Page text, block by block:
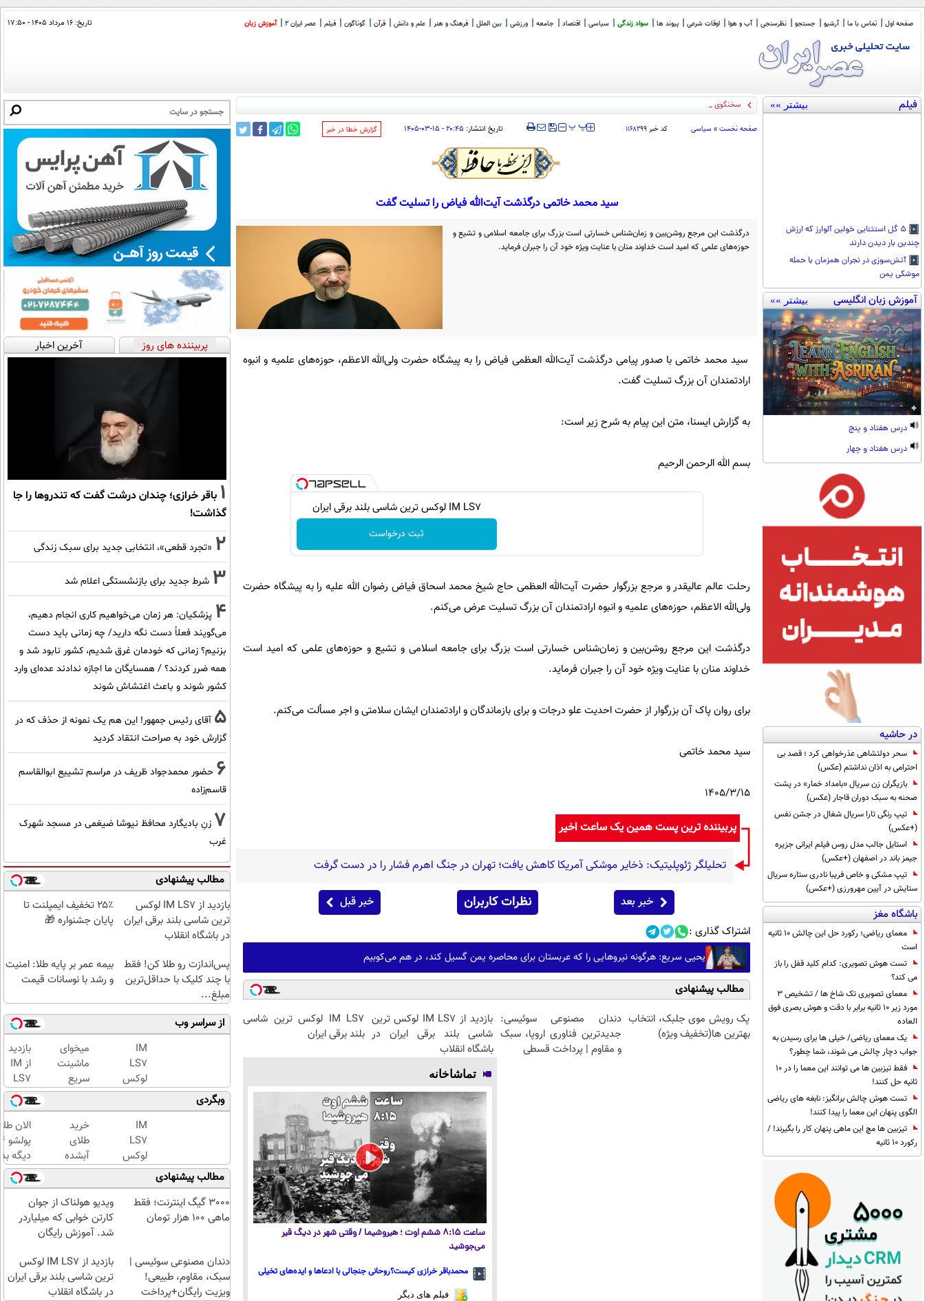
صفحه اول تماس با ما آرشیو جستجو نظرسنجی آب و هوا اوقات شرعی پیوند ها سواد زندگی سیاسی اقتصاد جامعه ورزشی بین الملل فرهنگ و هنر علم و دانش قرآن گوناگون فیلم عصر ایران 2 آموزش زبان تاریخ: ۱۶ مرداد ۱۴۰۵ - ۱۷:۵۰
فیلم بیشتر »»
۵ گل استثنایی خولین آلوارز که ارزش
چندین بار دیدن دارند
آتش‌سوزی در نجران همزمان با حمله
موشکی یمن
آموزش زبان انگلیسی بیشتر »»
درس هفتاد و پنج
درس هفتاد و چهار
در حاشیه
سحر دولتشاهی عذرخواهی کرد ؛ قصد بی
احترامی به اذان نداشتم (عکس)
بازیگران زن سریال «بامداد خمار» در پشت
صحنه به سبک دوران قاجار (عکس)
تیپ رنگی تارا سریال شغال در جشن نفس
(+عکس)
استایل جالب مدل روس فیلم ایرانی جزیره
جیمز باند در اصفهان (+عکس)
تیپ مشکی و خاص فریبا نادری ستاره سریال
ستایش در آیین مهرورزی (+عکس)
باشگاه مغز
معمای ریاضی؛ رکورد حل این چالش 10 ثانیه
است
تست هوش تصویری: کدام کلید قفل را باز
می کند؟
معمای تصویری تک شاخ ها / تشخیص 3
مورد زیر 10 ثانیه برابر با دقت و هوش بصری فوق
العاده
یک معمای ریاضی/ خیلی ها برای رسیدن به
جواب دچار چالش می شوند، شما چطور؟
فقط تیزبین ها می توانند این معما را در 10
ثانیه حل کنند!
تست هوش چالش برانگیز: نابغه های ریاضی
الگوی پنهان این معما را پیدا کنند!
تیزبین ها مچ این ماهی پنهان کار را بگیرند! /
رکورد 10 ثانیه
سخنگوی کمیسیون امنیت: چ
صفحه نخست » سیاسی کد خبر۱۱۶۸۲۹۹ ‍‍‍ پپ تاریخ انتشار: ۲۰:۴۵ - ۱۵-۰۳-۱۴۰۵ ‌گزارش خطا در خبر
سید محمد خاتمی درگذشت آیت‌الله فیاض را تسلیت گفت
درگذشت این مرجع روشن‌بین و زمان‌شناس خسارتی است بزرگ برای جامعه اسلامی و تشیع و
حوزه‌های علمی که امید است خداوند منان با عنایت ویژه خود آن را جبران فرماید.
سید محمد خاتمی با صدور پیامی درگذشت آیت‌الله العظمی فیاض را به پیشگاه حضرت ولی‌الله الاعظم، حوزه‌های علمیه و انبوه
ارادتمندان آن بزرگ تسلیت گفت.
به گزارش ایسنا، متن این پیام به شرح زیر است:
بسم الله الرحمن الرحیم
IM LS7 لوکس ترین شاسی بلند برقی ایران
ثبت درخواست
رحلت عالم عالیقدر و مرجع بزرگوار حضرت آیت‌الله العظمی حاج شیخ محمد اسحاق فیاض رضوان الله علیه را به پیشگاه حضرت
ولی‌الله الاعظم، حوزه‌های علمیه و انبوه ارادتمندان آن بزرگ تسلیت عرض می‌کنم.
درگذشت این مرجع روشن‌بین و زمان‌شناس خسارتی است بزرگ برای جامعه اسلامی و تشیع و حوزه‌های علمی که امید است
خداوند منان با عنایت ویژه خود آن را جبران فرماید.
برای روان پاک آن بزرگوار از حضرت احدیت علو درجات و برای بازماندگان و ارادتمندان ایشان سلامتی و اجر مسألت می‌کنم.
سید محمد خاتمی
1405/3/15
پربیننده ترین پست همین یک ساعت اخیر
تحلیلگر ژئوپلیتیک: ذخایر موشکی آمریکا کاهش یافت؛ تهران در جنگ اهرم فشار را در دست گرفت
خبر بعد نظرات کاربران خبر قبل
اشتراک گذاری :
یحیی سریع: هرگونه نیروهایی را که عربستان برای محاصره یمن گسیل کند، در هم می‌کوبیم
مطالب پیشنهادی
پک رویش موی جلبک، انتخاب
بهترین ها(تخفیف ویژه)
دندان مصنوعی سوئیسی:
جدیدترین فناوری اروپا، سبک
و مقاوم | پرداخت قسطی
بازدید از IM LS7 لوکس ترین
شاسی بلند برقی ایران در
باشگاه انقلاب
IM LS7 لوکس ترین شاسی
بلند برقی ایران
تماشاخانه
ساعت ۸:۱۵ ششم اوت ؛ هیروشیما / وقتی شهر در دیگ قیر
می‌جوشید
محمدباقر خرازی کیست؟روحانی جنجالی با ادعاها و ایده‌های تخیلی
فیلم های دیگر
پربیننده های روز آخرین اخبار
1 باقر خرازی؛ چندان درشت گفت که تندروها را جا
گذاشت!
2 «تجرد قطعی»، انتخابی جدید برای سبک زندگی
3 شرط جدید برای بازنشستگی اعلام شد
4 پزشکیان: هر زمان می‌خواهیم کاری انجام دهیم،
می‌گویند فعلاً دست نگه دارید/ چه زمانی باید دست
بزنیم؟ زمانی که خودمان غرق شدیم، کشور نابود شد و
همه ضرر کردند؟ / همسایگان ما اجازه ندادند عده‌ای وارد
کشور شوند و باعث اغتشاش شوند
5 آقای رئیس جمهور! این هم یک نمونه از حذف که در
گزارش خود به صراحت انتقاد کردید
6 حضور محمدجواد ظریف در مراسم تشییع ابوالقاسم
قاسم‌زاده
7 زنِ بادیگارد محافظ نیوشا ضیغمی در مسجد شهرک
غرب
مطالب پیشنهادی
بازدید از IM LS7 لوکس
ترین شاسی بلند برقی ایران
در باشگاه انقلاب
۲۵٪ تخفیف ایمپلنت تا
پایان جشنواره 🎁
پس‌اندازت رو طلا کن! فقط
با چند کلیک با حداقل‌ترین
مبلغ...
بیمه عمر بر پایه طلا: امنیت
و رشد با نوسانات قیمت
از سراسر وب
IM
LS7
لوکس
ترین
شاسی
بلند
برقی
ایران
میخوای
ماشینت
سریع
فروش
بره؟
تمام
مراحل
فروش
ماشیت
رو به ما
بسپر
بازدید
از IM
LS7
لوکس
ترین
شاسی
بلند
برقی
ایران
در
باشگاه
انقلاب
وبگردی
IM
LS7
لوکس
ترین
شاسی
بلند
برقی
خرید
طلای
آبشده
حتی با
۱۰۰هزارتومان
الان
دیگه
طلا با
بی‌بهره
مطالب پیشنهادی
3000 گیگ اینترنت؛ فقط
ماهی 100 هزار تومان
ویدیو هولناک از جوان
کارتن خوابی که میلیاردر
شد. آموزش رایگان
دندان مصنوعی سوئیسی |
سبک، مقاوم، طبیعی!
ویزیت رایگان+پرداخت
بازدید از IM LS7 لوکس
ترین شاسی بلند برقی ایران
در باشگاه انقلاب